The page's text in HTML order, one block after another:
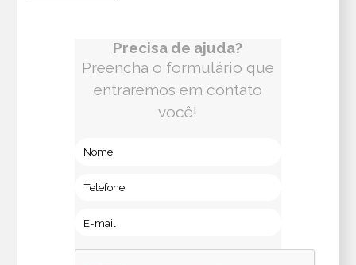
Precisa de ajuda?
Preencha o formulário que
entraremos em contato
você!